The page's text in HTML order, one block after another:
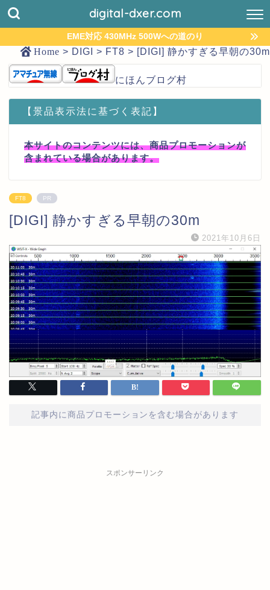
digital-dxer.com
EME対応 430MHz 500Wへの道のり
Home > DIGI > FT8 > [DIGI] 静かすぎる早朝の30m
にほんブログ村
【景品表示法に基づく表記】
本サイトのコンテンツには、商品プロモーションが
含まれている場合があります。
FT8 PR
[DIGI] 静かすぎる早朝の30m
2021年10月6日
記事内に商品プロモーションを含む場合があります
スポンサーリンク